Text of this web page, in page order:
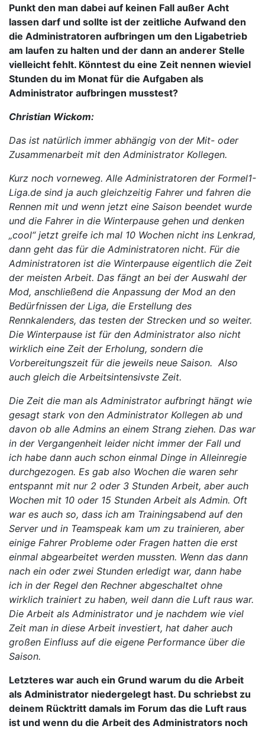
Punkt den man dabei auf keinen Fall außer Acht
lassen darf und sollte ist der zeitliche Aufwand den
die Administratoren aufbringen um den Ligabetrieb
am laufen zu halten und der dann an anderer Stelle
vielleicht fehlt. Könntest du eine Zeit nennen wieviel
Stunden du im Monat für die Aufgaben als
Administrator aufbringen musstest?
Christian Wickom:
Das ist natürlich immer abhängig von der Mit- oder
Zusammenarbeit mit den Administrator Kollegen.
Kurz noch vorneweg. Alle Administratoren der Formel1-
Liga.de sind ja auch gleichzeitig Fahrer und fahren die
Rennen mit und wenn jetzt eine Saison beendet wurde
und die Fahrer in die Winterpause gehen und denken
„cool“ jetzt greife ich mal 10 Wochen nicht ins Lenkrad,
dann geht das für die Administratoren nicht. Für die
Administratoren ist die Winterpause eigentlich die Zeit
der meisten Arbeit. Das fängt an bei der Auswahl der
Mod, anschließend die Anpassung der Mod an den
Bedürfnissen der Liga, die Erstellung des
Rennkalenders, das testen der Strecken und so weiter.
Die Winterpause ist für den Administrator also nicht
wirklich eine Zeit der Erholung, sondern die
Vorbereitungszeit für die jeweils neue Saison. Also
auch gleich die Arbeitsintensivste Zeit.
Die Zeit die man als Administrator aufbringt hängt wie
gesagt stark von den Administrator Kollegen ab und
davon ob alle Admins an einem Strang ziehen. Das war
in der Vergangenheit leider nicht immer der Fall und
ich habe dann auch schon einmal Dinge in Alleinregie
durchgezogen. Es gab also Wochen die waren sehr
entspannt mit nur 2 oder 3 Stunden Arbeit, aber auch
Wochen mit 10 oder 15 Stunden Arbeit als Admin. Oft
war es auch so, dass ich am Trainingsabend auf den
Server und in Teamspeak kam um zu trainieren, aber
einige Fahrer Probleme oder Fragen hatten die erst
einmal abgearbeitet werden mussten. Wenn das dann
nach ein oder zwei Stunden erledigt war, dann habe
ich in der Regel den Rechner abgeschaltet ohne
wirklich trainiert zu haben, weil dann die Luft raus war.
Die Arbeit als Administrator und je nachdem wie viel
Zeit man in diese Arbeit investiert, hat daher auch
großen Einfluss auf die eigene Performance über die
Saison.
Letzteres war auch ein Grund warum du die Arbeit
als Administrator niedergelegt hast. Du schriebst zu
deinem Rücktritt damals im Forum das die Luft raus
ist und wenn du die Arbeit des Administrators noch